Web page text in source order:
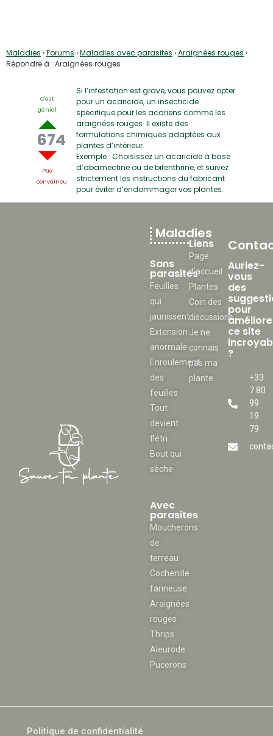
Maladies ›Forums ›Maladies avec parasites ›Araignées rouges ›
Répondre à : Araignées rouges
C'est
génial
674
Pas
convaincu
Si l’infestation est grave, vous pouvez opter
pour un acaricide, un insecticide
spécifique pour les acariens comme les
araignées rouges. Il existe des
formulations chimiques adaptées aux
plantes d’intérieur.
Exemple : Choisissez un acaricide à base
d’abamectine ou de bifenthrine, et suivez
strictement les instructions du fabricant
pour éviter d’endommager vos plantes.
Maladies
Sans
parasites
Feuilles
qui
jaunissent
Extension
anormale
Enroulement
des
feuilles
Tout
devient
flétri
Bout qui
sèche
Avec
parasites
Moucherons
de
terreau
Cochenille
farineuse
Araignées
rouges
Thrips
Aleurode
Pucerons
Liens
Page
d’accueil
Plantes
Coin des
discussions
Je ne
connais
pas ma
plante
Auriez-
vous
des
pour
ce site
?
+33
7 80
99
19
79
Politique de confidentialité